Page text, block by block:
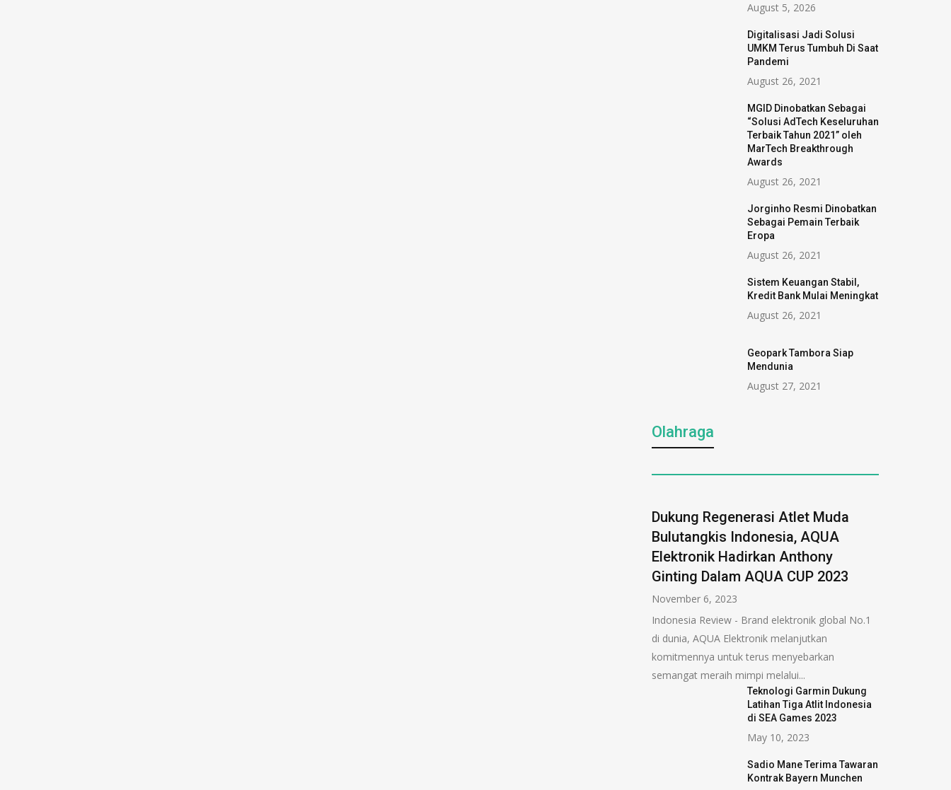
August 5, 2026
Digitalisasi Jadi Solusi
UMKM Terus Tumbuh Di Saat
Pandemi
August 26, 2021
MGID Dinobatkan Sebagai
“Solusi AdTech Keseluruhan
Terbaik Tahun 2021” oleh
MarTech Breakthrough
Awards
August 26, 2021
Jorginho Resmi Dinobatkan
Sebagai Pemain Terbaik
Eropa
August 26, 2021
Sistem Keuangan Stabil,
Kredit Bank Mulai Meningkat
August 26, 2021
Geopark Tambora Siap
Mendunia
August 27, 2021
Olahraga
Dukung Regenerasi Atlet Muda
Bulutangkis Indonesia, AQUA
Elektronik Hadirkan Anthony
Ginting Dalam AQUA CUP 2023
November 6, 2023
Indonesia Review - Brand elektronik global No.1
di dunia, AQUA Elektronik melanjutkan
komitmennya untuk terus menyebarkan
semangat meraih mimpi melalui...
Teknologi Garmin Dukung
Latihan Tiga Atlit Indonesia
di SEA Games 2023
May 10, 2023
Sadio Mane Terima Tawaran
Kontrak Bayern Munchen